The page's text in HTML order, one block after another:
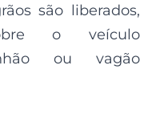
são liberados,
o veículo
ou vagão